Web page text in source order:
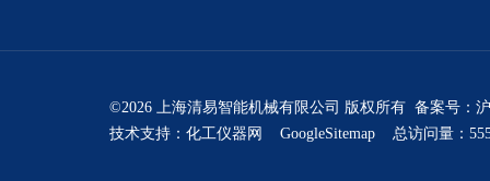
©2026 上海清易智能机械有限公司 版权所有 备案号：
技术支持： 化工仪器网 GoogleSitemap 总访问量：